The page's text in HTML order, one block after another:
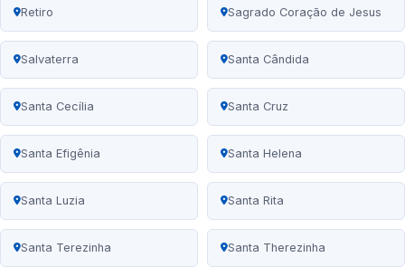
Retiro Sagrado Coração de Jesus
Salvaterra Santa Cândida
Santa Cecília Santa Cruz
Santa Efigênia Santa Helena
Santa Luzia Santa Rita
Santa Terezinha Santa Therezinha